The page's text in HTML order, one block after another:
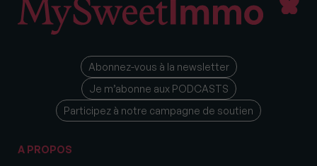
Abonnez-vous à la newsletter
Je m’abonne aux PODCASTS
Participez à notre campagne de soutien
A PROPOS